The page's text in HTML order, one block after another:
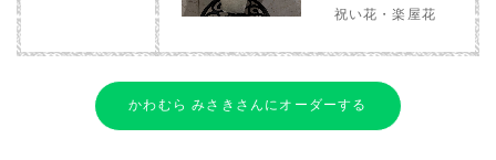
祝い花・楽屋花
かわむら みさきさんにオーダーする